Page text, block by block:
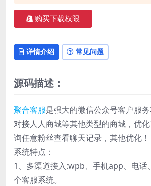
购买下载权限
详情介绍 常见问题
源码描述：
聚合客服是强大的微信公众号客户服
对接人人商城等其他类型的商城，优
询任意粉丝查看聊天记录，其他优化！
系统特点：
1、多渠道接入:wpb、手机app、电话
个客服系统。